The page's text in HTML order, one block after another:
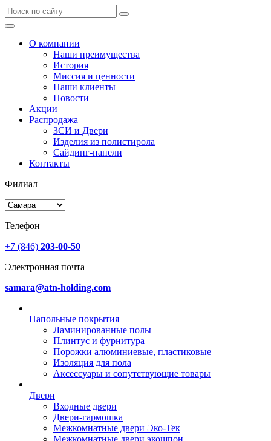
О компании
Наши преимущества
История
Миссия и ценности
Наши клиенты
Новости
Акции
Распродажа
ЗСИ и Двери
Изделия из полистирола
Сайдинг-панели
Контакты
Филиал
Телефон
+7 (846) 203-00-50
Электронная почта
samara@atn-holding.com
Напольные покрытия
Ламинированные полы
Плинтус и фурнитура
Порожки алюминиевые, пластиковые
Изоляция для пола
Аксессуары и сопутствующие товары
Двери
Входные двери
Двери-гармошка
Межкомнатные двери Эко-Тек
Межкомнатные двери экошпон